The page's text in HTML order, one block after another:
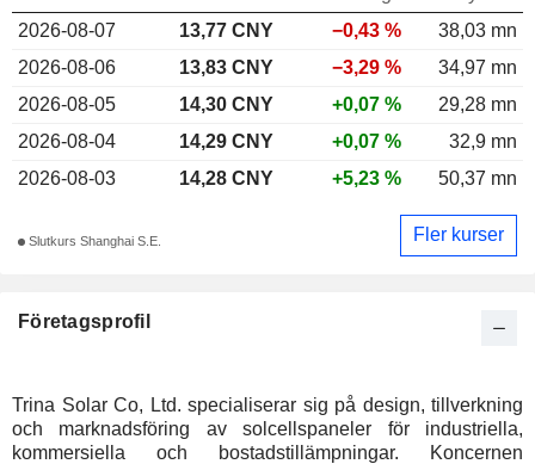
Företagsprofil
Trina Solar Co, Ltd. specialiserar sig på design, tillverkning
och marknadsföring av solcellspaneler för industriella,
kommersiella och bostadstillämpningar. Koncernen
2026-08-07
13,77 CNY −0,43 %
38,03 mn
2026-08-06
13,83 CNY −3,29 %
34,97 mn
2026-08-05
14,30 CNY +0,07 %
29,28 mn
2026-08-04
14,29 CNY +0,07 %
32,9 mn
2026-08-03
14,28 CNY +5,23 % 50,37 mn
Slutkurs Shanghai S.E. Fler kurser